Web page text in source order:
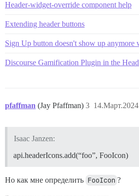
Header-widget-override component help
Extending header buttons
Sign Up button doesn't show up anymore
Discourse Gamification Plugin in the
pfaffman (Jay Pfaffman) 3
Isaac Janzen:
api.headerIcons.add(“foo”, FooIcon)
Но как мне определить FooIcon ?